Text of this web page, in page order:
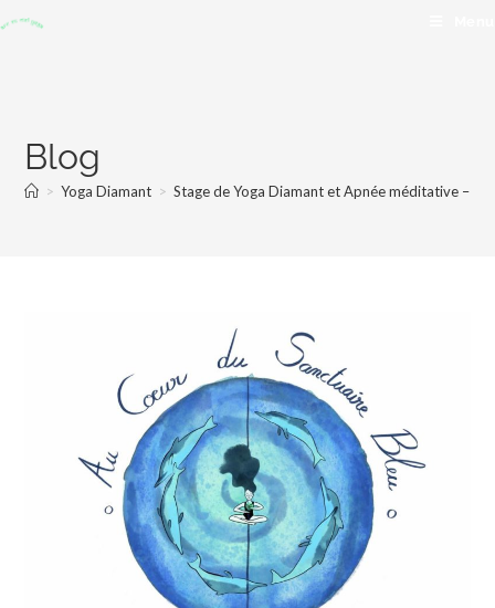
Blog
> Yoga Diamant > Stage de Yoga Diamant et Apnée méditative –